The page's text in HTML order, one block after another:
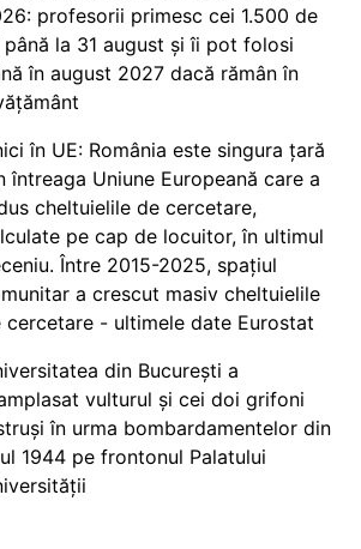
profesorii primesc cei 1.500 de
până la 31 august și îi pot folosi
în august 2027 dacă rămân în
în UE: România este singura țară
întreaga Uniune Europeană care a
cheltuielile de cercetare,
pe cap de locuitor, în ultimul
Între 2015-2025, spațiul
a crescut masiv cheltuielile
cercetare - ultimele date Eurostat
din București a
vulturul și cei doi grifoni
în urma bombardamentelor din
1944 pe frontonul Palatului